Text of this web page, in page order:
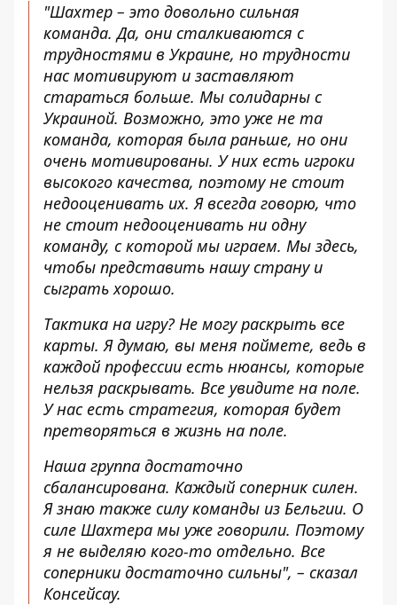
"Шахтер – это довольно сильная
команда. Да, они сталкиваются с
трудностями в Украине, но трудности
нас мотивируют и заставляют
стараться больше. Мы солидарны с
Украиной. Возможно, это уже не та
команда, которая была раньше, но они
очень мотивированы. У них есть игроки
высокого качества, поэтому не стоит
недооценивать их. Я всегда говорю, что
не стоит недооценивать ни одну
команду, с которой мы играем. Мы здесь,
чтобы представить нашу страну и
сыграть хорошо.
Тактика на игру? Не могу раскрыть все
карты. Я думаю, вы меня поймете, ведь в
каждой профессии есть нюансы, которые
нельзя раскрывать. Все увидите на поле.
У нас есть стратегия, которая будет
претворяться в жизнь на поле.
Наша группа достаточно
сбалансирована. Каждый соперник силен.
Я знаю также силу команды из Бельгии. О
силе Шахтера мы уже говорили. Поэтому
я не выделяю кого-то отдельно. Все
соперники достаточно сильны", – сказал
Консейсау.